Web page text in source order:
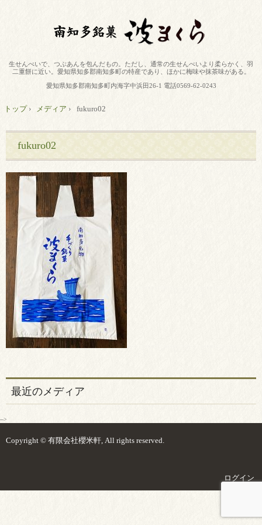
生せんべいで、つぶあんを包んだもの。ただし、通常の生せんべいより柔らかく、羽
二重餅に近い。愛知県知多郡南知多町の特産であり、ほかに梅味や抹茶味がある。
愛知県知多郡南知多町内海字中浜田26-1 電話0569-62-0243
トップ› メディア › fukuro02
fukuro02
最近のメディア
-->
Copyright © 有限会社櫻米軒, All rights reserved.
ログイン